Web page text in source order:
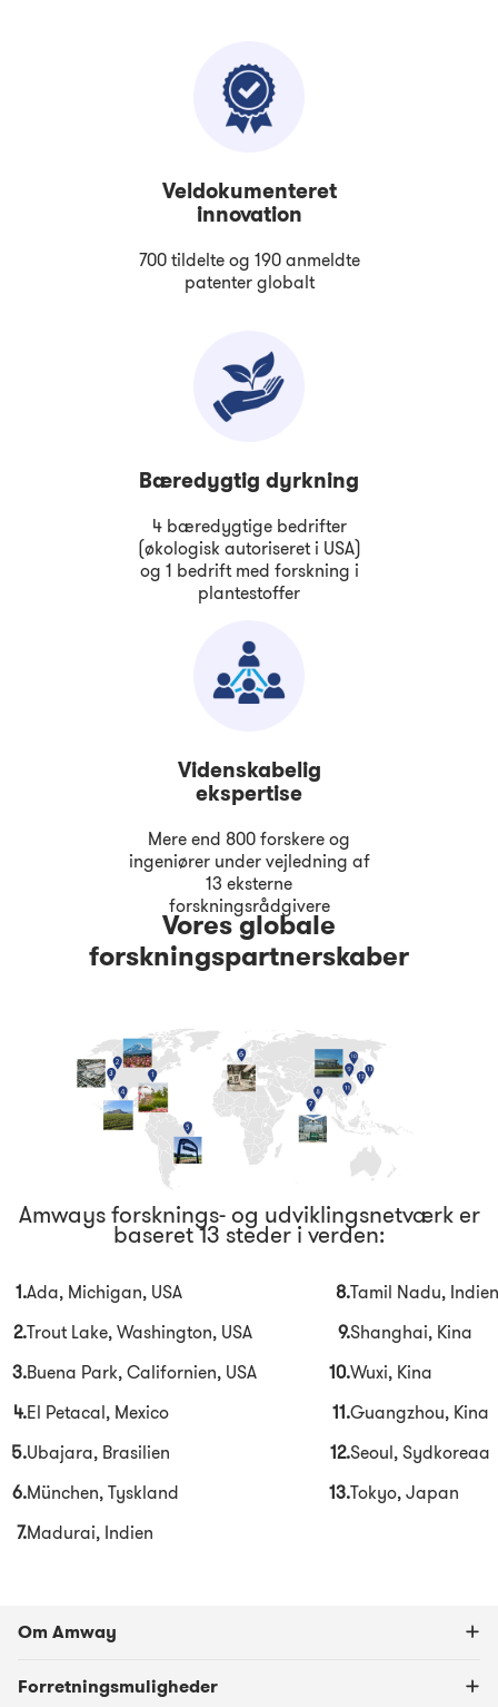
Veldokumenteret
innovation
700 tildelte og 190 anmeldte
patenter globalt
Bæredygtig dyrkning
4 bæredygtige bedrifter
(økologisk autoriseret i USA)
og 1 bedrift med forskning i
plantestoffer
Videnskabelig
ekspertise
Mere end 800 forskere og
ingeniører under vejledning af
13 eksterne
forskningsrådgivere
Vores globale
forskningspartnerskaber
Amways forsknings- og udviklingsnetværk er
baseret 13 steder i verden:
1.Ada, Michigan, USA 8.Tamil Nadu, Indien
2.Trout Lake, Washington, USA 9.Shanghai, Kina
3.Buena Park, Californien, USA 10.Wuxi, Kina
4.El Petacal, Mexico 11.Guangzhou, Kina
5.Ubajara, Brasilien 12.Seoul, Sydkoreaa
6.München, Tyskland 13.Tokyo, Japan
7.Madurai, Indien
Om Amway
Forretningsmuligheder